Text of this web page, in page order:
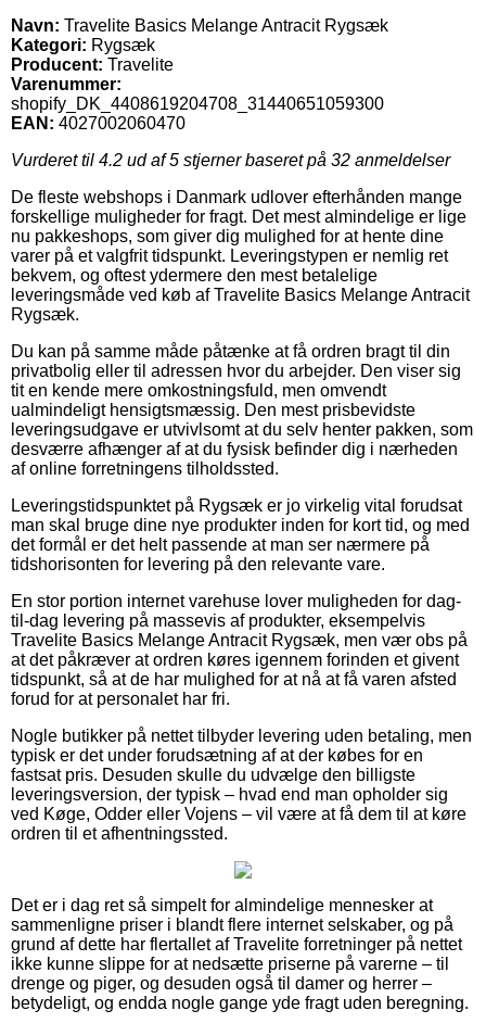
Navn: Travelite Basics Melange Antracit Rygsæk
Kategori: Rygsæk
Producent: Travelite
Varenummer:
shopify_DK_4408619204708_31440651059300
EAN: 4027002060470
Vurderet til 4.2 ud af 5 stjerner baseret på 32 anmeldelser
De fleste webshops i Danmark udlover efterhånden mange
forskellige muligheder for fragt. Det mest almindelige er lige
nu pakkeshops, som giver dig mulighed for at hente dine
varer på et valgfrit tidspunkt. Leveringstypen er nemlig ret
bekvem, og oftest ydermere den mest betalelige
leveringsmåde ved køb af Travelite Basics Melange Antracit
Rygsæk.
Du kan på samme måde påtænke at få ordren bragt til din
privatbolig eller til adressen hvor du arbejder. Den viser sig
tit en kende mere omkostningsfuld, men omvendt
ualmindeligt hensigtsmæssig. Den mest prisbevidste
leveringsudgave er utvivlsomt at du selv henter pakken, som
desværre afhænger af at du fysisk befinder dig i nærheden
af online forretningens tilholdssted.
Leveringstidspunktet på Rygsæk er jo virkelig vital forudsat
man skal bruge dine nye produkter inden for kort tid, og med
det formål er det helt passende at man ser nærmere på
tidshorisonten for levering på den relevante vare.
En stor portion internet varehuse lover muligheden for dag-
til-dag levering på massevis af produkter, eksempelvis
Travelite Basics Melange Antracit Rygsæk, men vær obs på
at det påkræver at ordren køres igennem forinden et givent
tidspunkt, så at de har mulighed for at nå at få varen afsted
forud for at personalet har fri.
Nogle butikker på nettet tilbyder levering uden betaling, men
typisk er det under forudsætning af at der købes for en
fastsat pris. Desuden skulle du udvælge den billigste
leveringsversion, der typisk – hvad end man opholder sig
ved Køge, Odder eller Vojens – vil være at få dem til at køre
ordren til et afhentningssted.
Det er i dag ret så simpelt for almindelige mennesker at
sammenligne priser i blandt flere internet selskaber, og på
grund af dette har flertallet af Travelite forretninger på nettet
ikke kunne slippe for at nedsætte priserne på varerne – til
drenge og piger, og desuden også til damer og herrer –
betydeligt, og endda nogle gange yde fragt uden beregning.